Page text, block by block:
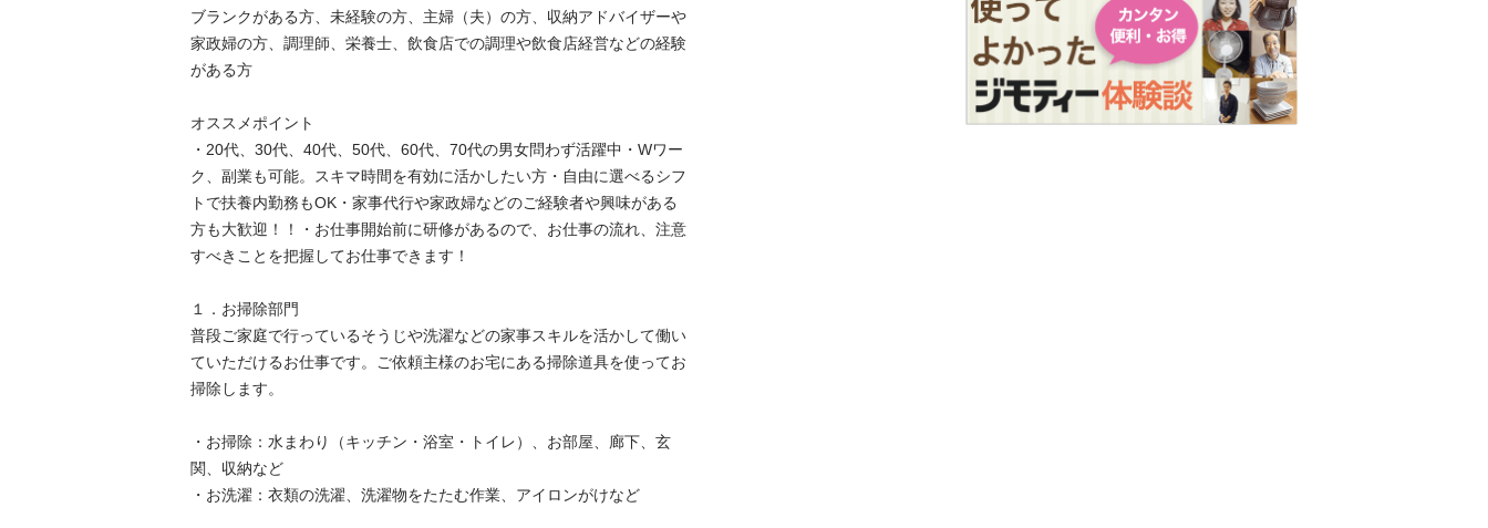
ブランクがある方、未経験の方、主婦（夫）の方、収納アドバイザーや
家政婦の方、調理師、栄養士、飲食店での調理や飲食店経営などの経験
がある方
オススメポイント
・20代、30代、40代、50代、60代、70代の男女問わず活躍中・Wワー
ク、副業も可能。スキマ時間を有効に活かしたい方・自由に選べるシフ
トで扶養内勤務もOK・家事代行や家政婦などのご経験者や興味がある
方も大歓迎！！・お仕事開始前に研修があるので、お仕事の流れ、注意
すべきことを把握してお仕事できます！
１．お掃除部門
普段ご家庭で行っているそうじや洗濯などの家事スキルを活かして働い
ていただけるお仕事です。ご依頼主様のお宅にある掃除道具を使ってお
掃除します。
・お掃除：水まわり（キッチン・浴室・トイレ）、お部屋、廊下、玄
関、収納など
・お洗濯：衣類の洗濯、洗濯物をたたむ作業、アイロンがけなど